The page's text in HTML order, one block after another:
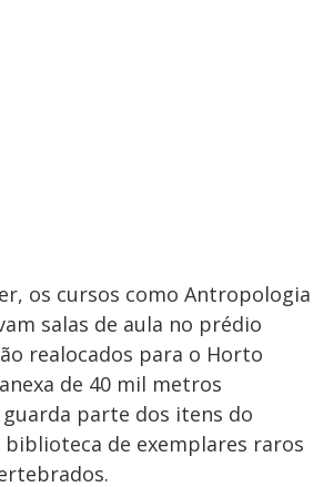
os cursos como Antropologia
salas de aula no prédio
realocados para o Horto
de 40 mil metros
parte dos itens do
biblioteca de exemplares raros